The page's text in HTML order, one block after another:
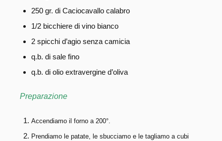
250 gr. di Caciocavallo calabro
1/2 bicchiere di vino bianco
2 spicchi d’agio senza camicia
q.b. di sale fino
q.b. di olio extravergine d’oliva
Preparazione
Accendiamoil forno a 200°.
Prendiamo le patate, le sbucciamo e le tagliamo a cubi